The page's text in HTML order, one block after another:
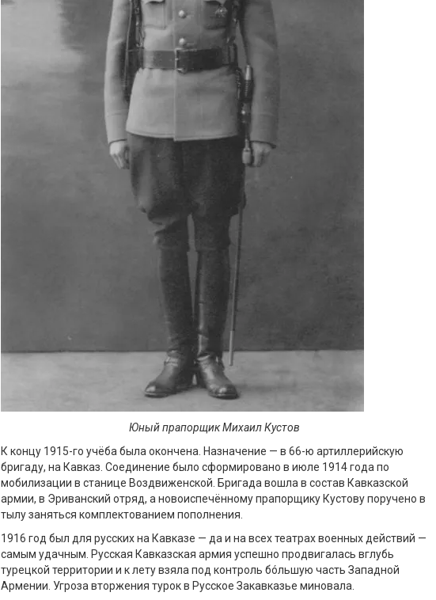
Юный прапорщик Михаил Кустов
К концу 1915-го учёба была окончена. Назначение — в 66-ю артиллерийскую
бригаду, на Кавказ. Соединение было сформировано в июле 1914 года по
мобилизации в станице Воздвиженской. Бригада вошла в состав Кавказской
армии, в Эриванский отряд, а новоиспечённому прапорщику Кустову поручено в
тылу заняться комплектованием пополнения.
1916 год был для русских на Кавказе — да и на всех театрах военных действий —
самым удачным. Русская Кавказская армия успешно продвигалась вглубь
турецкой территории и к лету взяла под контроль бóльшую часть Западной
Армении. Угроза вторжения турок в Русское Закавказье миновала.